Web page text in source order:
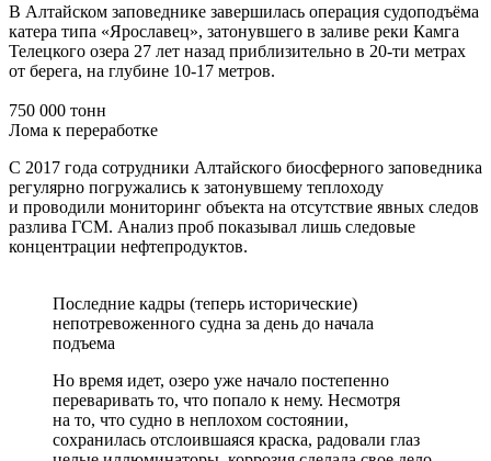
В Алтайском заповеднике завершилась операция судоподъёма
катера типа «Ярославец», затонувшего в заливе реки Камга
Телецкого озера 27 лет назад приблизительно в 20-ти метрах
от берега, на глубине 10-17 метров.
750 000 тонн
Лома к переработке
С 2017 года сотрудники Алтайского биосферного заповедника
регулярно погружались к затонувшему теплоходу
и проводили мониторинг объекта на отсутствие явных следов
разлива ГСМ. Анализ проб показывал лишь следовые
концентрации нефтепродуктов.
Последние кадры (теперь исторические)
непотревоженного судна за день до начала
подъема
Но время идет, озеро уже начало постепенно
переваривать то, что попало к нему. Несмотря
на то, что судно в неплохом состоянии,
сохранилась отслоившаяся краска, радовали глаз